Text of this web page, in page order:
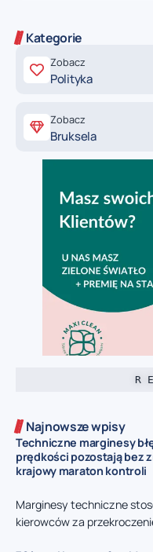
Kategorie
Zobacz
Polityka
Zobacz
Bruksela
R
Najnowsze wpisy
Techniczne marginesy
prędkości pozostają bez
krajowy maraton kontroli
Marginesy techniczne
kierowców za